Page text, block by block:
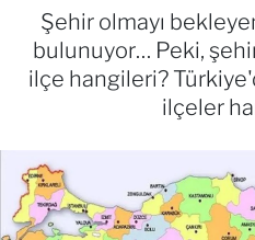
Şehir olmayı
bulunuyor… Peki,
ilçe hangileri?
ilçeler